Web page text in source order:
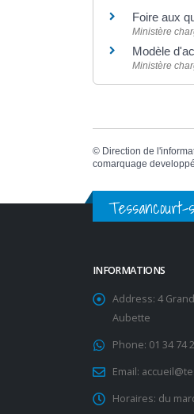
Foire aux
Ministère
Modèle
Ministère
© Direction de
comarquage
Tessancourt-
INFORMATIONS
Address: 4
Aubette
Phone: 01 34 74
Email:
Horaires: du